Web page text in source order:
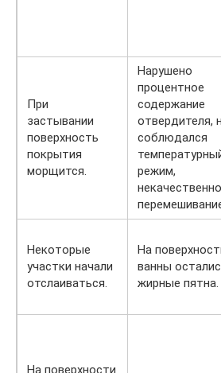
При
застывании
поверхность
покрытия
морщится.
Нарушено
процентное
содержание
отвердителя,
соблюдался
режим,
Некоторые
участки начали
отслаиваться.
На
ванны
жирные пятна.
На поверхности